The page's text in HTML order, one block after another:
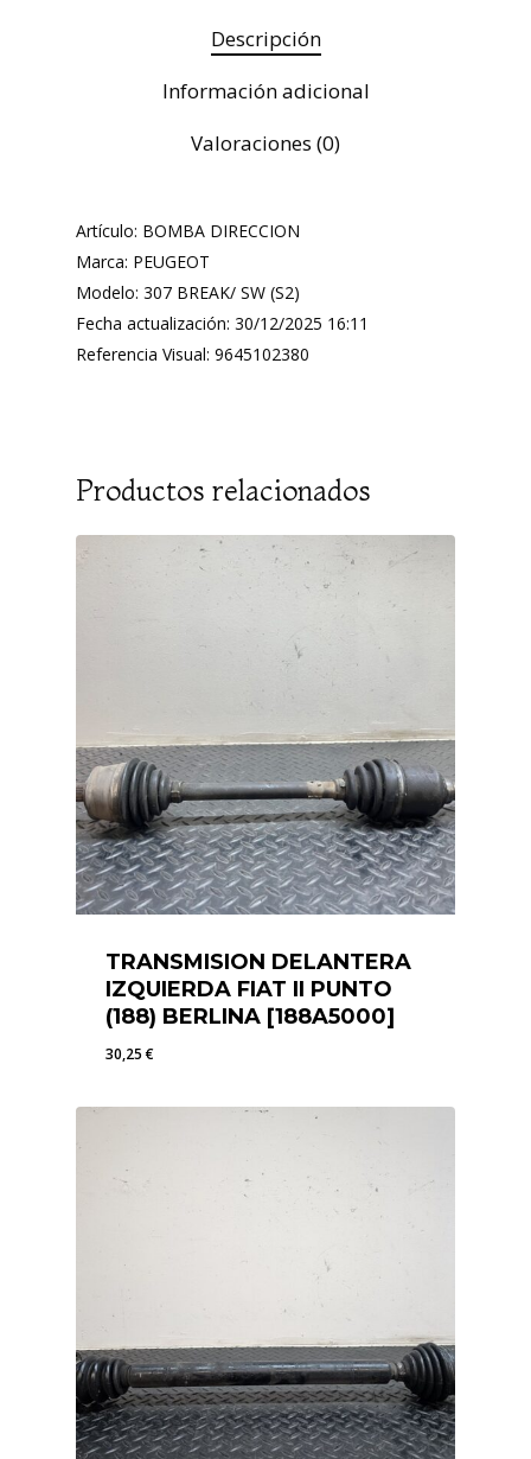
Descripción
Información adicional
Valoraciones (0)
Artículo: BOMBA DIRECCION
Marca: PEUGEOT
Modelo: 307 BREAK/ SW (S2)
Fecha actualización: 30/12/2025 16:11
Referencia Visual: 9645102380
Productos relacionados
TRANSMISION DELANTERA
IZQUIERDA FIAT II PUNTO
(188) BERLINA [188A5000]
30,25€